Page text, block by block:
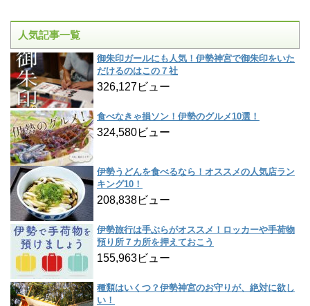
人気記事一覧
御朱印ガールにも人気！伊勢神宮で御朱印をいた
だけるのはこの７社
326,127ビュー
食べなきゃ損ソン！伊勢のグルメ10選！
324,580ビュー
伊勢うどんを食べるなら！オススメの人気店ラン
キング10！
208,838ビュー
伊勢旅行は手ぶらがオススメ！ロッカーや手荷物
預り所７カ所を押えておこう
155,963ビュー
種類はいくつ？伊勢神宮のお守りが、絶対に欲し
い！